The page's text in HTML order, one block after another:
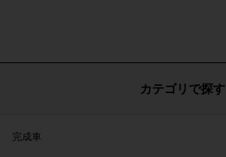
カテゴリで探す
完成車